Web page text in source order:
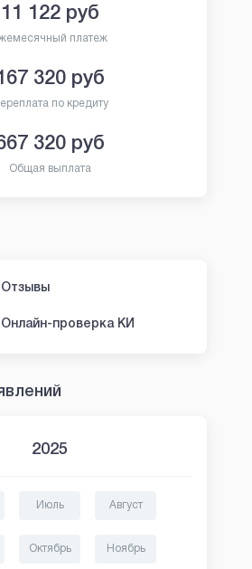
11 122руб
платеж
320руб
по кредиту
320руб
Общая выплата
Отзывы
Онлайн-проверка КИ
2025
Июль Август
Октябрь Ноябрь